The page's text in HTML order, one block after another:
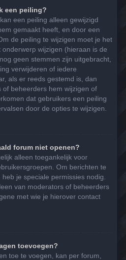
een peiling?
een peiling alleen gewijzigd
gemaakt heeft, en door een
de peiling te wijzigen moet je het
wijzigen (hieraan is de
geen stemmen zijn uitgebracht,
verwijderen of iedere
als er reeds gestemd is, dan
beheerders hem wijzigen of
dat gebruikers een peiling
door de opties te wijzigen.
forum niet openen?
alleen toegankelijk voor
Om berichten te
je speciale permissies nodig.
van moderators of beheerders
met wie je hierover contact
toevoegen?
toe te voegen, kan per forum,